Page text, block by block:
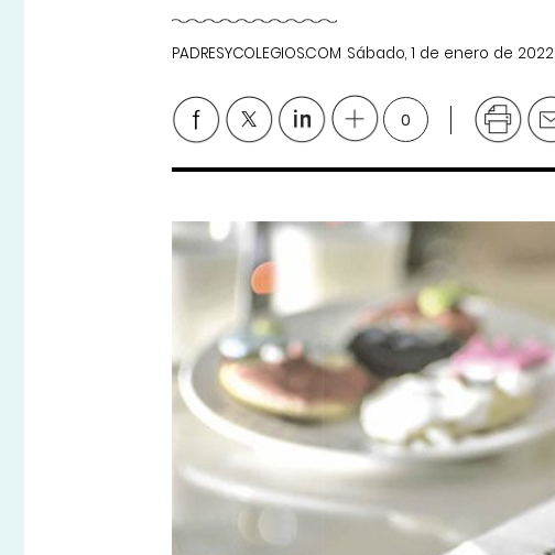
PADRESYCOLEGIOS.COM Sábado, 1 de enero de 2022
0